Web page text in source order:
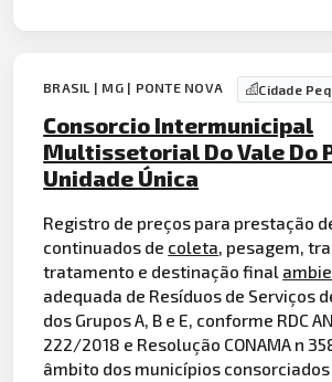
BRASIL | MG | PONTE NOVA Cidade
Consorcio Intermunicipal
Multissetorial Do Vale Do
Unidade Única
Registro de preços para prestação
continuados de coleta, pesagem,
tratamento e destinação final
adequada de Resíduos de Serviços
dos Grupos A, B e E, conforme RDC
222/2018 e Resolução CONAMA n
âmbito dos municípios